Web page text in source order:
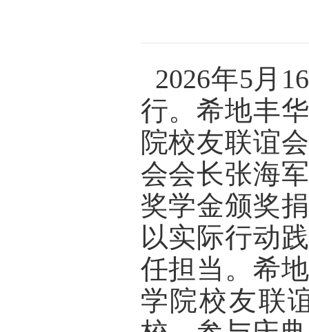
2026年5月
行。希地丰
院校友联谊
会会长张海
奖学金颁奖
以实际行动
任担当。希
学院校友联